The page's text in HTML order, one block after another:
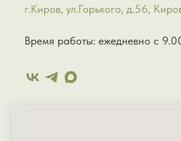
г.Киров, ул.Горького, д.56,
Время работы: ежедневно с